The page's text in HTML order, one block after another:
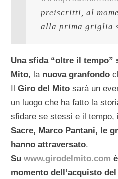
preiscritti, al
alla prima griglia
Una sfida “oltre il tempo”
Mito, la nuova granfondo
Il Giro del Mito sarà un
un luogo che ha fatto la
sfidare se stessi e il tempo,
Sacre, Marco Pantani, le
hanno attraversato.
Su www.girodelmito.com
momento dell’acquisto